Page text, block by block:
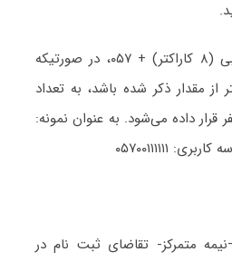
شماره داوطلبی (۸ کاراکتر) + ۰۵۷، در صورتیکه
از مقدار ذکر شده باشد، به تعداد
داده می‌شود. به عنوان نمونه:
متمرکز- تقاضای ثبت نام در